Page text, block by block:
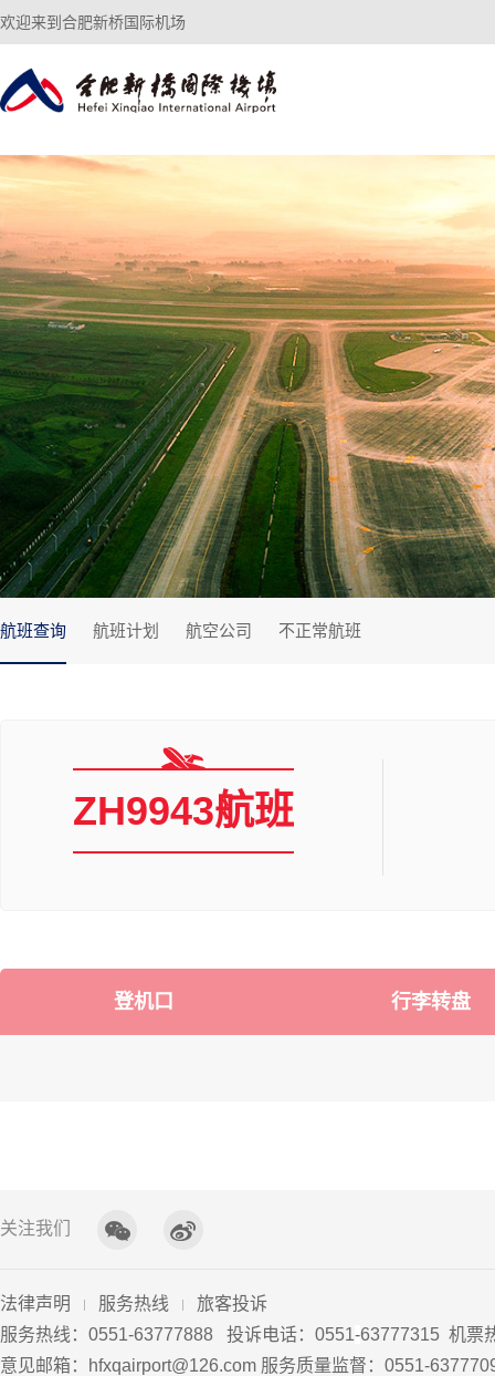
欢迎来到合肥新桥国际机场
航班查询 航班计划 航空公司 不正常航班
ZH9943航班
登机口 行李转盘
关注我们
法律声明 服务热线
旅客投诉
服务热线：0551-63777888 投诉电话：0551-63777315 机票
意见邮箱：hfxqairport@126.com 服务质量监督：0551-